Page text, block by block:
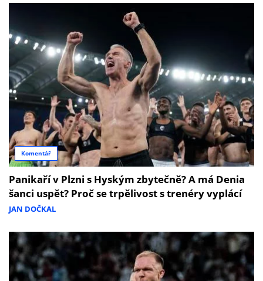
Komentář
Panikaří v Plzni s Hyským zbytečně? A má Denia
šanci uspět? Proč se trpělivost s trenéry vyplácí
JAN DOČKAL